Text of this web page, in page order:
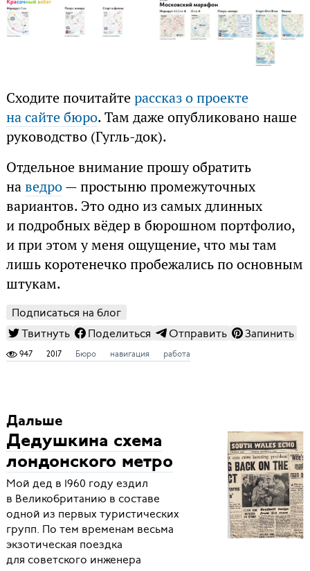
Сходите почитайтерассказ о проекте
на сайте бюро. Там даже опубликовано наше
руководство (Гугль-док).
Отдельное внимание прошу обратить
наведро— простыню промежуточных
вариантов. Это одно из самых длинных
и подробных вёдер в бюрошном портфолио,
и при этом у меня ощущение, что мы там
лишь коротенечко пробежались по основным
штукам.
Подписаться на блог
Твитнуть
Поделиться Отправить Запинить
947 2017 Бюро навигация работа
Дальше
Дедушкина схема
лондонского метро
Мой дед в 1960 году ездил
в Великобританию в составе
одной из первых туристических
групп. По тем временам весьма
экзотическая поездка
для советского инженера